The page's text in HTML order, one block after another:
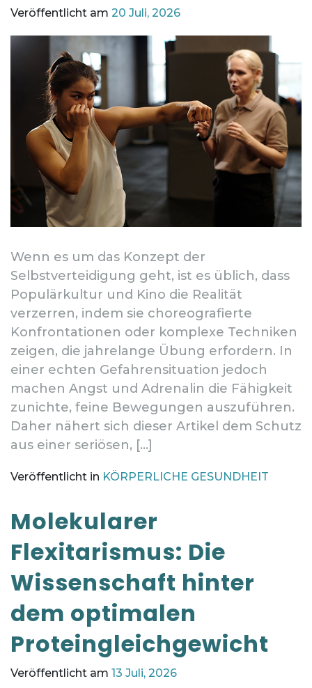
Veröffentlicht am 20 Juli, 2026
Wenn es um das Konzept der
Selbstverteidigung geht, ist es üblich, dass
Populärkultur und Kino die Realität
verzerren, indem sie choreografierte
Konfrontationen oder komplexe Techniken
zeigen, die jahrelange Übung erfordern. In
einer echten Gefahrensituation jedoch
machen Angst und Adrenalin die Fähigkeit
zunichte, feine Bewegungen auszuführen.
Daher nähert sich dieser Artikel dem Schutz
aus einer seriösen, […]
Veröffentlicht in KÖRPERLICHE GESUNDHEIT
Molekularer
Flexitarismus: Die
Wissenschaft hinter
dem optimalen
Proteingleichgewicht
Veröffentlicht am 13 Juli, 2026